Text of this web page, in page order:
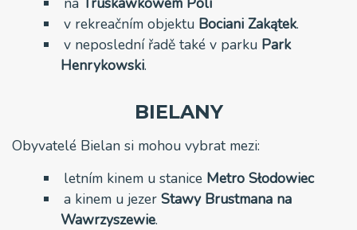
v rekreačním objektu Bociani Zakątek.
v neposlední řadě také v parku Park
Henrykowski.
BIELANY
Obyvatelé Bielan si mohou vybrat mezi:
letním kinem u stanice Metro Słodowiec
a kinem u jezer Stawy Brustmana na
Wawrzyszewie.